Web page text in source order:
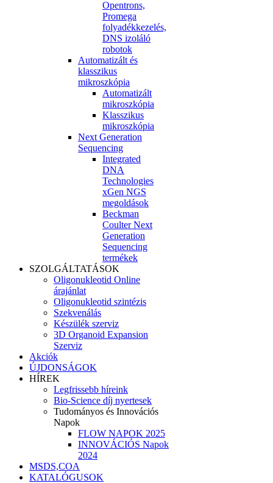
Opentrons,
Promega
folyadékkezelés,
DNS izoláló
robotok
Automatizált és
klasszikus
mikroszkópia
Automatizált
mikroszkópia
Klasszikus
mikroszkópia
Next Generation
Sequencing
Integrated
DNA
Technologies
xGen NGS
megoldások
Beckman
Coulter Next
Generation
Sequencing
termékek
SZOLGÁLTATÁSOK
Oligonukleotid Online
árajánlat
Oligonukleotid szintézis
Szekvenálás
Készülék szerviz
3D Organoid Expansion
Szerviz
Akciók
ÚJDONSÁGOK
HÍREK
Legfrissebb híreink
Bio-Science díj nyertesek
Tudományos és Innovációs
Napok
FLOW NAPOK 2025
INNOVÁCIÓS Napok
2024
MSDS,COA
KATALÓGUSOK